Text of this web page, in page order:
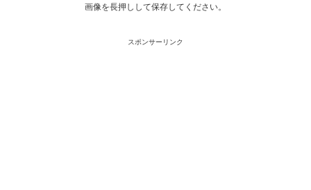
画像を長押しして保存してください。
スポンサーリンク